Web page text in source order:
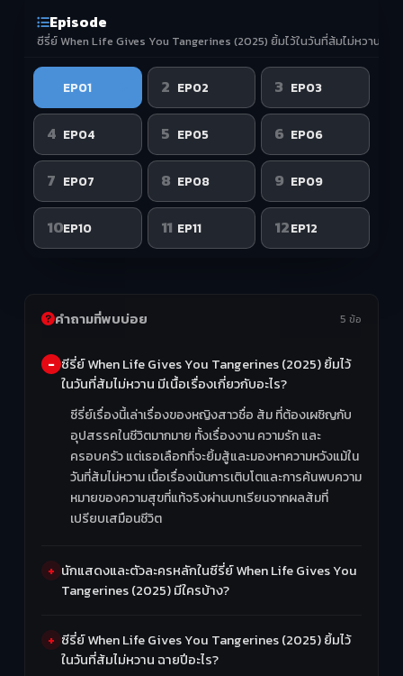
Episode
ซีรี่ย์ When Life Gives You Tangerines (2025) ยิ้มไว้ในวันที่ส้มไม่หวาน ซีรี่
EP01 2 EP02 3 EP03
4 EP04 5 EP05 6 EP06
7 EP07 8 EP08 9 EP09
10EP10 11 EP11 12EP12
คำถามที่พบบ่อย 5 ข้อ
ซีรี่ย์ When Life Gives You Tangerines (2025) ยิ้มไว้
ในวันที่ส้มไม่หวาน มีเนื้อเรื่องเกี่ยวกับอะไร?
ซีรี่ย์เรื่องนี้เล่าเรื่องของหญิงสาวชื่อ ส้ม ที่ต้องเผชิญกับ
อุปสรรคในชีวิตมากมาย ทั้งเรื่องงาน ความรัก และ
ครอบครัว แต่เธอเลือกที่จะยิ้มสู้และมองหาความหวังแม้ใน
วันที่ส้มไม่หวาน เนื้อเรื่องเน้นการเติบโตและการค้นพบความ
หมายของความสุขที่แท้จริงผ่านบทเรียนจากผลส้มที่
เปรียบเสมือนชีวิต
นักแสดงและตัวละครหลักในซีรี่ย์ When Life Gives You
Tangerines (2025) มีใครบ้าง?
ซีรี่ย์ When Life Gives You Tangerines (2025) ยิ้มไว้
ในวันที่ส้มไม่หวาน ฉายปีอะไร?